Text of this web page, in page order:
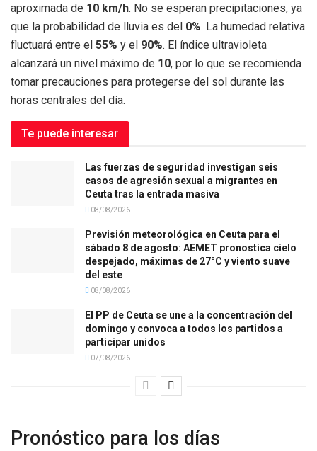
aproximada de 10 km/h. No se esperan precipitaciones, ya
que la probabilidad de lluvia es del 0%. La humedad relativa
fluctuará entre el 55% y el 90%. El índice ultravioleta
alcanzará un nivel máximo de 10, por lo que se recomienda
tomar precauciones para protegerse del sol durante las
horas centrales del día.
Te puede interesar
Las fuerzas de seguridad investigan seis
casos de agresión sexual a migrantes en
Ceuta tras la entrada masiva
08/08/2026
Previsión meteorológica en Ceuta para el
sábado 8 de agosto: AEMET pronostica cielo
despejado, máximas de 27°C y viento suave
del este
08/08/2026
El PP de Ceuta se une a la concentración del
domingo y convoca a todos los partidos a
participar unidos
07/08/2026
Pronóstico para los días